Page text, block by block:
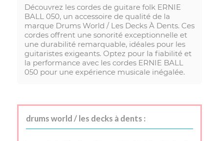
Découvrez les cordes de guitare folk ERNIE
BALL 050, un accessoire de qualité de la
marque Drums World / Les Decks À Dents. Ces
cordes offrent une sonorité exceptionnelle et
une durabilité remarquable, idéales pour les
guitaristes exigeants. Optez pour la fiabilité et
la performance avec les cordes ERNIE BALL
050 pour une expérience musicale inégalée.
drums world / les decks à dents :